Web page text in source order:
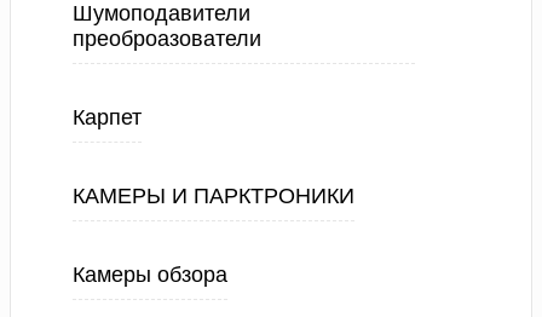
Шумоподавители
преоброазователи
Карпет
КАМЕРЫ И ПАРКТРОНИКИ
Камеры обзора